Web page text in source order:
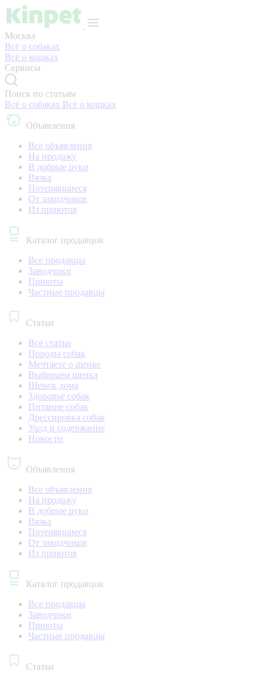
Москва
Всё о собаках
Всё о кошках
Сервисы
Поиск по статьям
Всё о собаках Всё о кошках
Объявления
Все объявления
На продажу
В добрые руки
Вязка
Потерявшиеся
От заводчиков
Из приютов
Каталог продавцов
Все продавцы
Заводчики
Приюты
Частные продавцы
Статьи
Все статьи
Породы собак
Мечтаете о щенке
Выбираем щенка
Щенок дома
Здоровье собак
Питание собак
Дрессировка собак
Уход и содержание
Новости
Объявления
Все объявления
На продажу
В добрые руки
Вязка
Потерявшиеся
От заводчиков
Из приютов
Каталог продавцов
Все продавцы
Заводчики
Приюты
Частные продавцы
Статьи